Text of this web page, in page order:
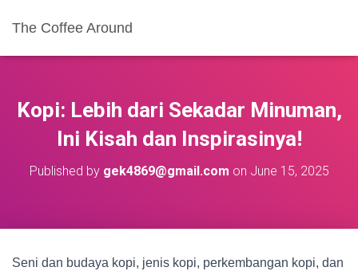
The Coffee Around
Kopi: Lebih dari Sekadar Minuman,
Ini Kisah dan Inspirasinya!
Published by gek4869@gmail.com on June 15, 2025
Seni dan budaya kopi, jenis kopi, perkembangan kopi, dan